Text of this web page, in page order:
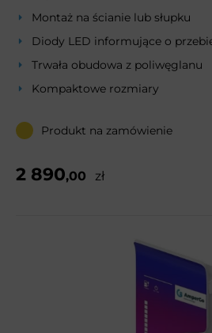
Montaż na ścianie lub słupku
Diody LED informujące o
Trwała obudowa z poliwęglanu
Kompaktowe rozmiary
Produkt na zamówienie
2 890,00 zł